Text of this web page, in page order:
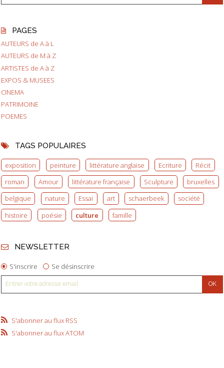
PAGES
AUTEURS de A à L
AUTEURS de M à Z
ARTISTES de A à Z
EXPOS & MUSEES
CINEMA
PATRIMOINE
POEMES
TAGS POPULAIRES
exposition peinture littérature anglaise Ecriture
Récit
roman
Amour littérature française Sculpture
bruxelles
belgique
nature Essai art schaerbeek
société
histoire
poésie culture famille
NEWSLETTER
S'inscrire Se désinscrire
S'abonner au flux RSS
S'abonner au flux ATOM